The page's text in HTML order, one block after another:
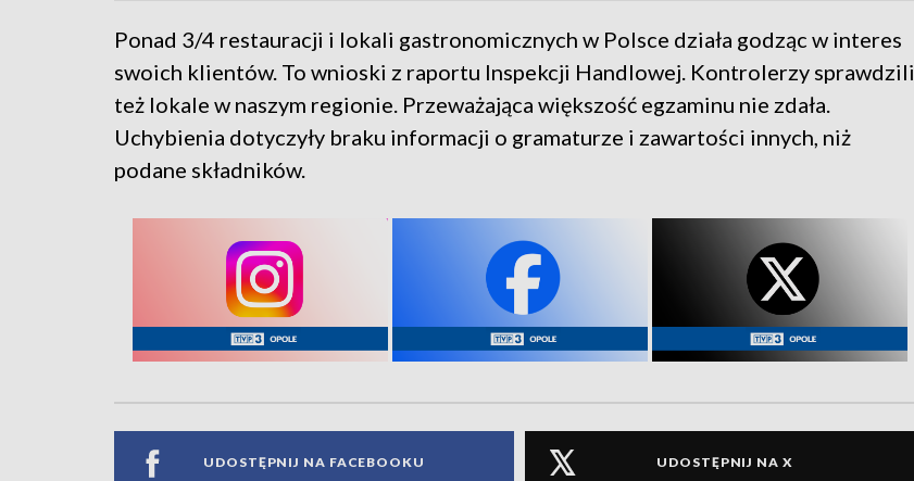
Ponad 3/4 restauracji i lokali gastronomicznych w Polsce działa godząc w interes
swoich klientów. To wnioski z raportu Inspekcji Handlowej. Kontrolerzy sprawdzili
też lokale w naszym regionie. Przeważająca większość egzaminu nie zdała.
Uchybienia dotyczyły braku informacji o gramaturze i zawartości innych, niż
podane składników.
UDOSTĘPNIJ NA FACEBOOKU UDOSTĘPNIJ NA X